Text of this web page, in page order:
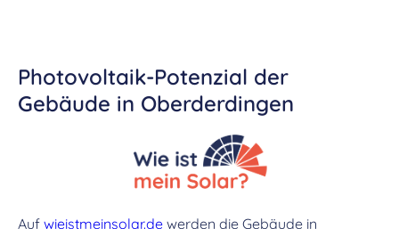
Photovoltaik-Potenzial der
Gebäude in Oberderdingen
Auf wieistmeinsolar.de werden die Gebäude in